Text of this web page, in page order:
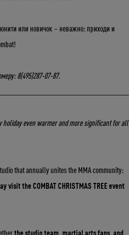
Год
или новичок – неважно: приходи и
8(495)287-07-87.
holiday even warmer and more significant for all
that annually unites the MMA community:
visit the COMBAT CHRISTMAS TREE event